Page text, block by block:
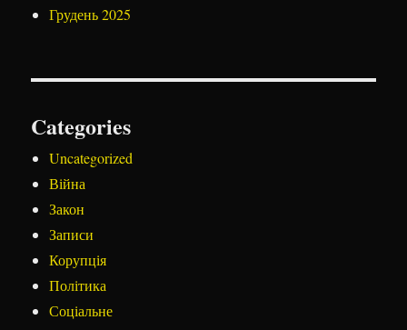
Грудень 2025
Categories
Uncategorized
Війна
Закон
Записи
Корупція
Політика
Соціальне